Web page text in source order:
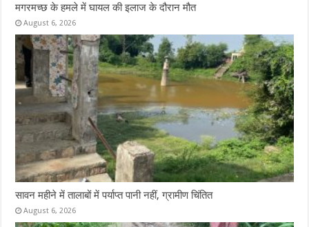
मगरमच्छ के हमले में घायल की इलाज के दौरान मौत
August 6, 2026
सावन महीने में तालाबों में पर्याप्त पानी नहीं, ग्रामीण चिंतित
August 6, 2026